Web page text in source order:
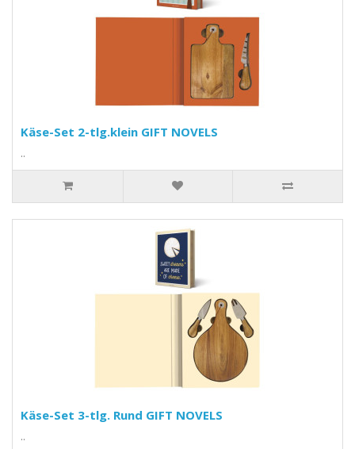
Käse-Set 2-tlg.klein GIFT NOVELS
..
Käse-Set 3-tlg. Rund GIFT NOVELS
..